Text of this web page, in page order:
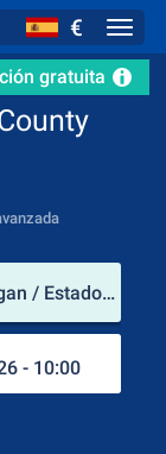
€
gratuita
Muskegon County Airport (Míchigan / Estados Unidos de América)